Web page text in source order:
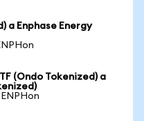
a Enphase Energy
(Ondo Tokenized) a